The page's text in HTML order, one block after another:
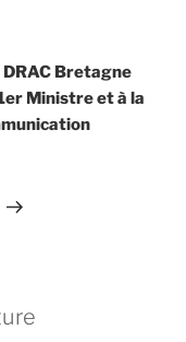
Bretagne
Ministre et à la